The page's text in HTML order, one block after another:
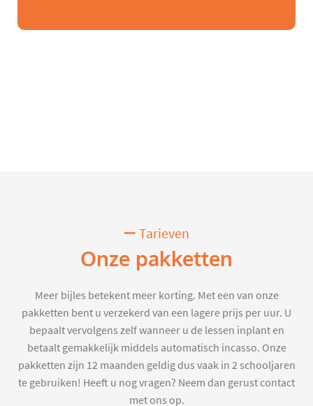
Tarieven
Onze pakketten
Meer bijles betekent meer korting. Met een van onze
pakketten bent u verzekerd van een lagere prijs per uur. U
bepaalt vervolgens zelf wanneer u de lessen inplant en
betaalt gemakkelijk middels automatisch incasso. Onze
pakketten zijn 12 maanden geldig dus vaak in 2 schooljaren
te gebruiken! Heeft u nog vragen? Neem dan gerust contact
met ons op.